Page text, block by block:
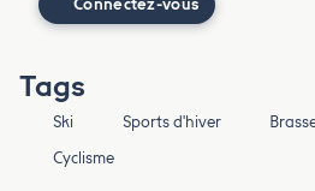
Connectez-vous
Tags
Ski Sports d'hiver
Cyclisme